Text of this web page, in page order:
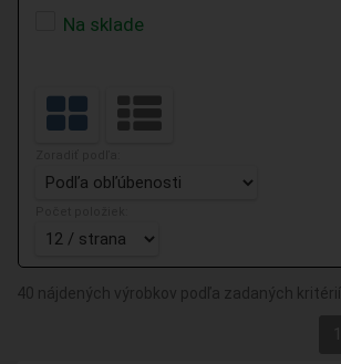
Na sklade
40 nájdených výrobkov podľa zadaných kritérií.